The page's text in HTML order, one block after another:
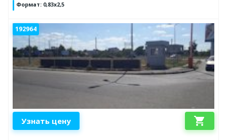
Формат: 0,83х2,5
192964
Узнать цену shopping_cart